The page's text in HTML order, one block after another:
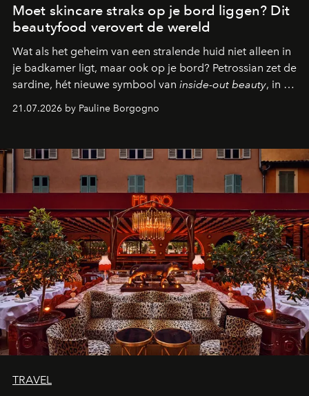
Moet skincare straks op je bord liggen? Dit
beautyfood verovert de wereld
Wat als het geheim van een stralende huid niet alleen in
je badkamer ligt, maar ook op je bord? Petrossian zet de
sardine, hét nieuwe symbool van inside-out beauty, in de
kijker met twee gastronomische creaties.
21.07.2026 by Pauline Borgogno
TRAVEL